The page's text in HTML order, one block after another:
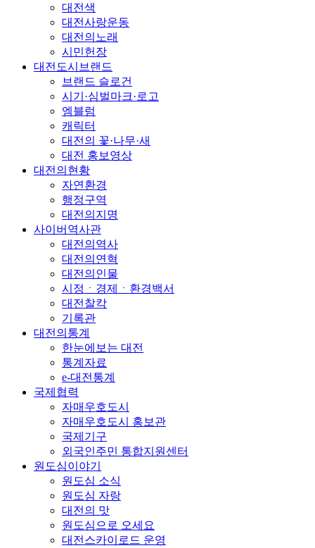
대전색
대전사랑운동
대전의노래
시민헌장
대전도시브랜드
브랜드 슬로건
시기·심벌마크·로고
엠블럼
캐릭터
대전의 꽃·나무·새
대전 홍보영상
대전의현황
자연환경
행정구역
대전의지명
사이버역사관
대전의역사
대전의연혁
대전의인물
시정ㆍ경제ㆍ환경백서
대전찰칵
기록관
대전의통계
한눈에보는 대전
통계자료
e-대전통계
국제협력
자매우호도시
자매우호도시 홍보관
국제기구
외국인주민 통합지원센터
원도심이야기
원도심 소식
원도심 자랑
대전의 맛
원도심으로 오세요
대전스카이로드 운영